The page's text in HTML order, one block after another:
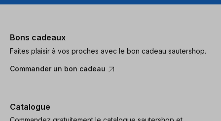
Bons cadeaux
Faites plaisir à vos proches avec le bon cadeau sautershop.
Commander un bon cadeau
Catalogue